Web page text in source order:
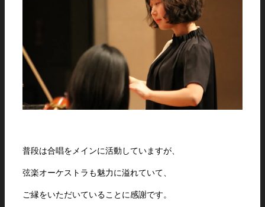
普段は合唱をメインに活動していますが、
弦楽オーケストラも魅力に溢れていて、
ご縁をいただいていることに感謝です。